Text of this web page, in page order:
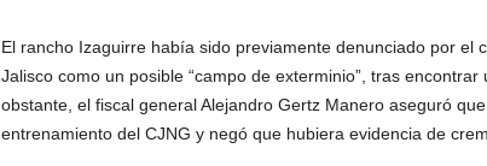
El rancho Izaguirre había sido previamente denunciado por el
Jalisco como un posible “campo de exterminio”, tras
obstante, el fiscal general Alejandro Gertz Manero aseguró
entrenamiento del CJNG y negó que hubiera evidencia de